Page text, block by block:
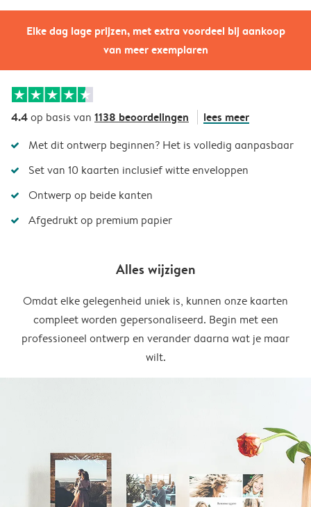
Elke dag lage prijzen, met extra voordeel bij aankoop
van meer exemplaren
4.4op basis van 1138 beoordelingen lees meer
Met dit ontwerp beginnen? Het is volledig aanpasbaar
Set van 10 kaarten inclusief witte enveloppen
Ontwerp op beide kanten
Afgedrukt op premium papier
Alles wijzigen
Omdat elke gelegenheid uniek is, kunnen onze kaarten
compleet worden gepersonaliseerd. Begin met een
professioneel ontwerp en verander daarna wat je maar
wilt.